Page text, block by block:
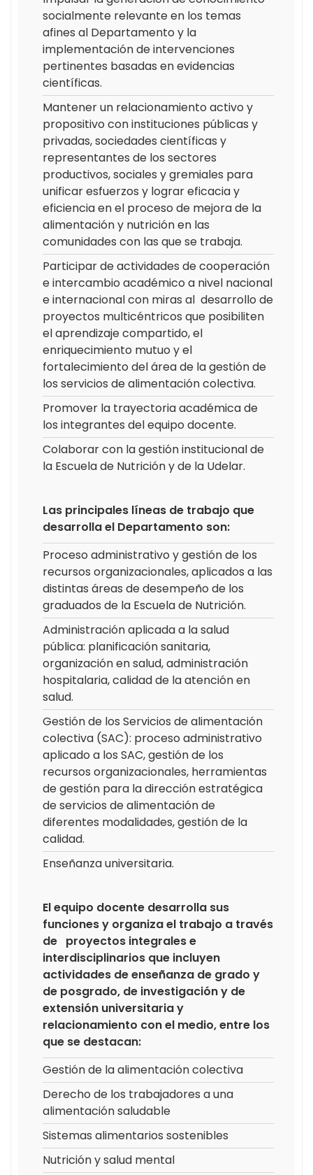
socialmente relevante en los temas
afines al Departamento y la
implementación de intervenciones
pertinentes basadas en evidencias
científicas.
Mantener un relacionamiento activo y
propositivo con instituciones públicas y
privadas, sociedades científicas y
representantes de los sectores
productivos, sociales y gremiales para
unificar esfuerzos y lograr eficacia y
eficiencia en el proceso de mejora de la
alimentación y nutrición en las
comunidades con las que se trabaja.
Participar de actividades de cooperación
e intercambio académico a nivel nacional
e internacional con miras al desarrollo de
proyectos multicéntricos que posibiliten
el aprendizaje compartido, el
enriquecimiento mutuo y el
fortalecimiento del área de la gestión de
los servicios de alimentación colectiva.
Promover la trayectoria académica de
los integrantes del equipo docente.
Colaborar con la gestión institucional de
la Escuela de Nutrición y de la Udelar.
Las principales líneas de trabajo que
desarrolla el Departamento son:
Proceso administrativo y gestión de los
recursos organizacionales, aplicados a las
distintas áreas de desempeño de los
graduados de la Escuela de Nutrición.
Administración aplicada a la salud
pública: planificación sanitaria,
organización en salud, administración
hospitalaria, calidad de la atención en
salud.
Gestión de los Servicios de alimentación
colectiva (SAC): proceso administrativo
aplicado a los SAC, gestión de los
recursos organizacionales, herramientas
de gestión para la dirección estratégica
de servicios de alimentación de
diferentes modalidades, gestión de la
calidad.
Enseñanza universitaria.
El equipo docente desarrolla sus
funciones y organiza el trabajo a través
de proyectos integrales e
interdisciplinarios que incluyen
actividades de enseñanza de grado y
de posgrado, de investigación y de
extensión universitaria y
relacionamiento con el medio, entre los
que se destacan:
Gestión de la alimentación colectiva
Derecho de los trabajadores a una
alimentación saludable
Sistemas alimentarios sostenibles
Nutrición y salud mental